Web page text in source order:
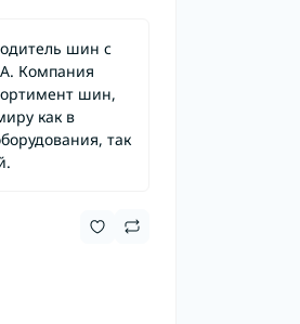
шин с
Компания
шин,
как в
так